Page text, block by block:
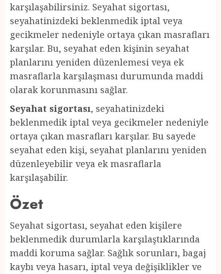
karşılaşabilirsiniz. Seyahat sigortası,
seyahatinizdeki beklenmedik iptal veya
gecikmeler nedeniyle ortaya çıkan masrafları
karşılar. Bu, seyahat eden kişinin seyahat
planlarını yeniden düzenlemesi veya ek
masraflarla karşılaşması durumunda maddi
olarak korunmasını sağlar.
Seyahat sigortası, seyahatinizdeki
beklenmedik iptal veya gecikmeler nedeniyle
ortaya çıkan masrafları karşılar. Bu sayede
seyahat eden kişi, seyahat planlarını yeniden
düzenleyebilir veya ek masraflarla
karşılaşabilir.
Özet
Seyahat sigortası, seyahat eden kişilere
beklenmedik durumlarla karşılaştıklarında
maddi koruma sağlar. Sağlık sorunları, bagaj
kaybı veya hasarı, iptal veya değişiklikler ve